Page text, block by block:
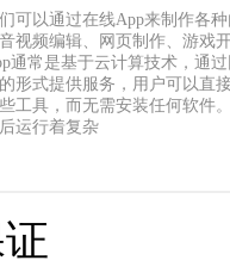
可以通过在线App来制作各
视频编辑、网页制作、游戏
通常是基于云计算技术，通
形式提供服务，用户可以直
工具，而无需安装任何软件
运行着复杂